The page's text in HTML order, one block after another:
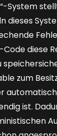
System
dieses
diese
zum
ist.